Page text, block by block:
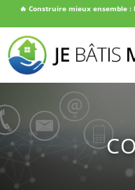
🔥 Construire mieux ensemble